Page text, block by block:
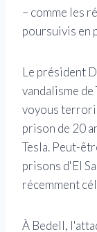
– comme les
poursuivis en
Le président
vandalisme de
voyous
prison de 20
Tesla. Peut-
prisons d'El
récemment
À Bedell,